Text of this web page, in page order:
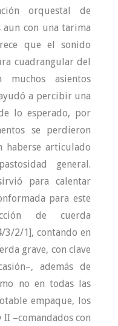
orquestal de
aun con una tarima
que el sonido
cuadrangular del
asientos
a percibir una
lo esperado, por
se perdieron
haberse articulado
general.
para calentar
para este
de cuerda
3/2/1], contando en
grave, con clave
además de
no en todas las
empaque, los
–comandados con